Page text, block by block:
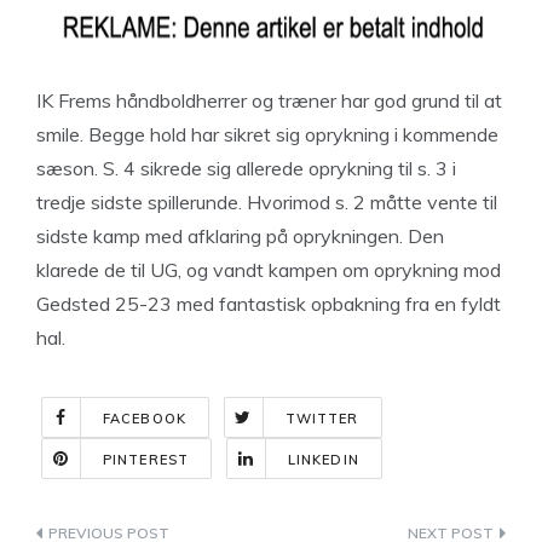
IK Frems håndboldherrer og træner har god grund til at
smile. Begge hold har sikret sig oprykning i kommende
sæson. S. 4 sikrede sig allerede oprykning til s. 3 i
tredje sidste spillerunde. Hvorimod s. 2 måtte vente til
sidste kamp med afklaring på oprykningen. Den
klarede de til UG, og vandt kampen om oprykning mod
Gedsted 25-23 med fantastisk opbakning fra en fyldt
hal.
FACEBOOK TWITTER
PINTEREST LINKEDIN